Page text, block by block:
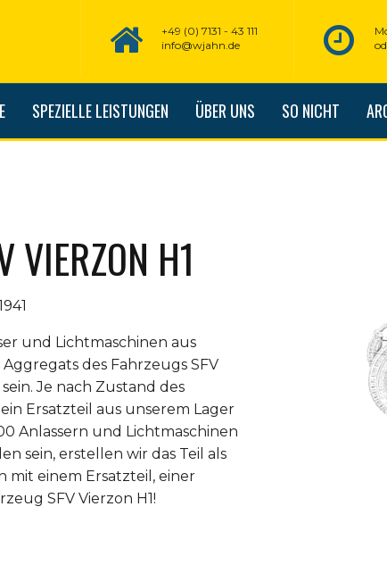
+49 (0) 7131 - 43 111
info@wjahn.de
SPEZIELLE LEISTUNGEN ÜBER UNS SO NICHT
VIERZON H1
und Lichtmaschinen aus
des Fahrzeugs SFV
Je nach Zustand des
Ersatzteil aus unserem Lager
Anlassern und Lichtmaschinen
sein, erstellen wir das Teil als
mit einem Ersatzteil, einer
SFV Vierzon H1!